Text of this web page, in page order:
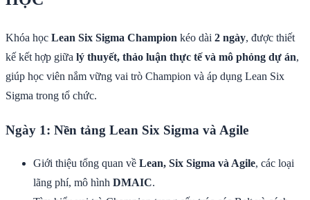
Khóa học Lean Six Sigma Champion kéo dài 2 ngày, được thiết
kế kết hợp giữa lý thuyết, thảo luận thực tế và mô phỏng dự án,
giúp học viên nắm vững vai trò Champion và áp dụng Lean Six
Sigma trong tổ chức.
Ngày 1: Nền tảng Lean Six Sigma và Agile
Giới thiệu tổng quan về Lean, Six Sigma và Agile, các loại
lãng phí, mô hình DMAIC.